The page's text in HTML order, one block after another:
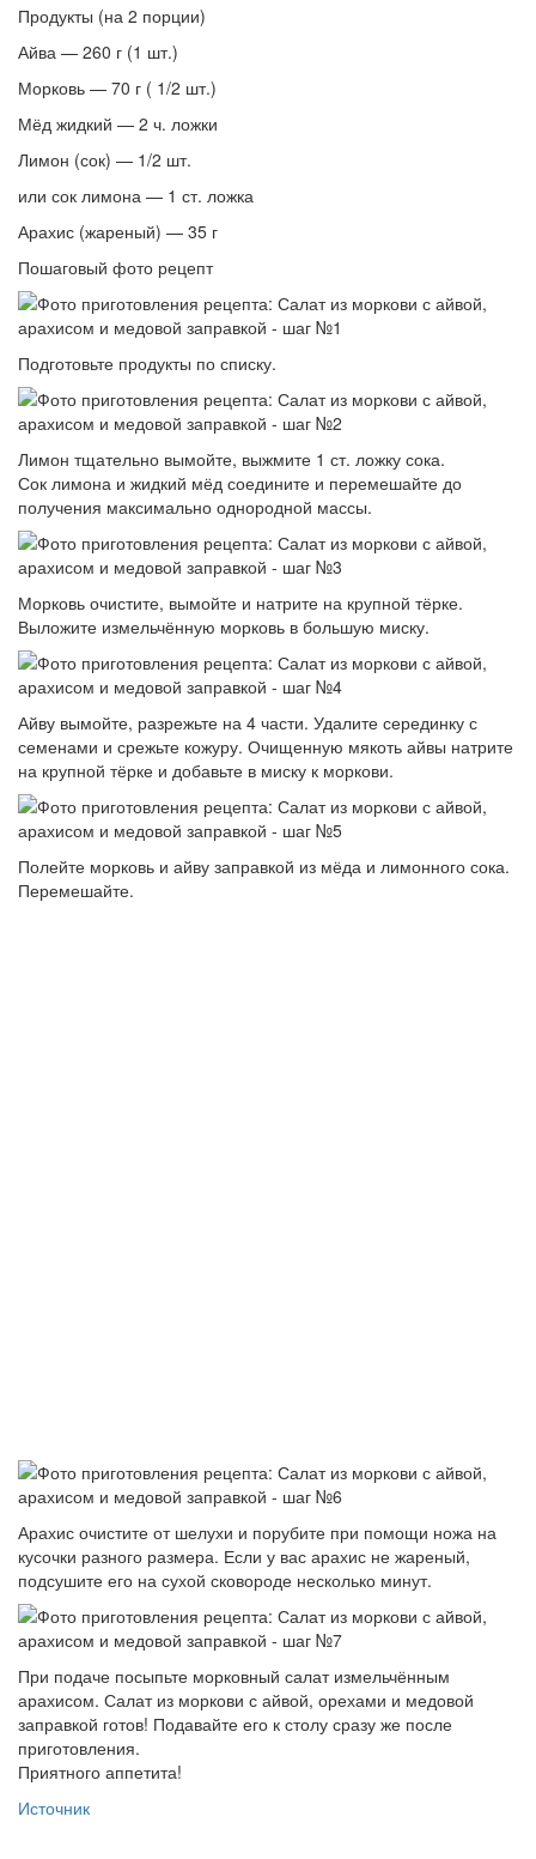
Продукты (на 2 порции)
Айва — 260 г (1 шт.)
Морковь — 70 г ( 1/2 шт.)
Мёд жидкий — 2 ч. ложки
Лимон (сок) — 1/2 шт.
или сок лимона — 1 ст. ложка
Арахис (жареный) — 35 г
Пошаговый фото рецепт
Подготовьте продукты по списку.
Лимон тщательно вымойте, выжмите 1 ст. ложку сока.
Сок лимона и жидкий мёд соедините и перемешайте до
получения максимально однородной массы.
Морковь очистите, вымойте и натрите на крупной тёрке.
Выложите измельчённую морковь в большую миску.
Айву вымойте, разрежьте на 4 части. Удалите серединку с
семенами и срежьте кожуру. Очищенную мякоть айвы натрите
на крупной тёрке и добавьте в миску к моркови.
Полейте морковь и айву заправкой из мёда и лимонного сока.
Перемешайте.
Арахис очистите от шелухи и порубите при помощи ножа на
кусочки разного размера. Если у вас арахис не жареный,
подсушите его на сухой сковороде несколько минут.
При подаче посыпьте морковный салат измельчённым
арахисом. Салат из моркови с айвой, орехами и медовой
заправкой готов! Подавайте его к столу сразу же после
приготовления.
Приятного аппетита!
Источник